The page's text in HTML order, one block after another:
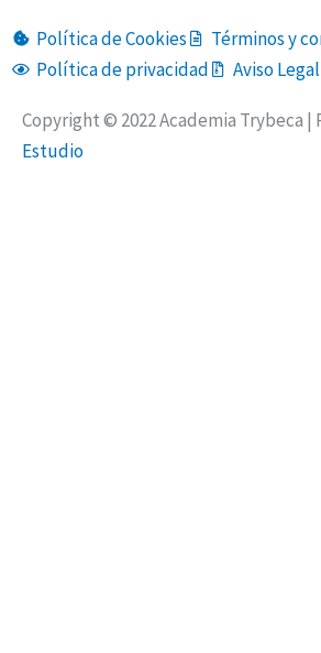
Copyright © 2022 Academia Trybeca |
Estudio
Política de Cookies
Términos y
Política de privacidad
Aviso Legal